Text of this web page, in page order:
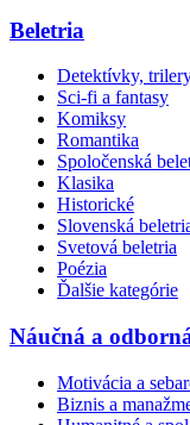
Beletria
Detektívky,
Sci-fi a fantasy
Komiksy
Romantika
Spoločenská
Klasika
Historické
Slovenská
Svetová beletria
Poézia
Ďalšie kategórie
Náučná a
Motivácia a
Biznis a